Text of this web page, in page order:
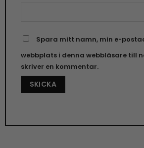
Spara mitt namn, min e-
webbplats i denna webbläsare till
skriver en kommentar.